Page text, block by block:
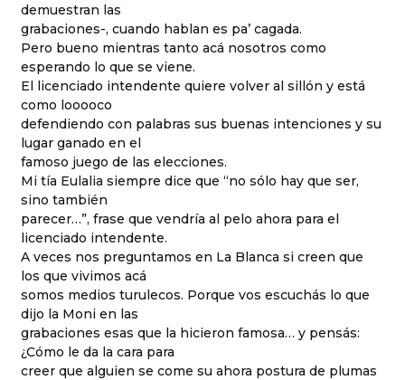
demuestran las
grabaciones-, cuando hablan es pa’ cagada.
Pero bueno mientras tanto acá nosotros como
esperando lo que se viene.
El licenciado intendente quiere volver al sillón y está
como looooco
defendiendo con palabras sus buenas intenciones y su
lugar ganado en el
famoso juego de las elecciones.
Mi tía Eulalia siempre dice que “no sólo hay que ser,
sino también
parecer…”, frase que vendría al pelo ahora para el
licenciado intendente.
A veces nos preguntamos en La Blanca si creen que
los que vivimos acá
somos medios turulecos. Porque vos escuchás lo que
dijo la Moni en las
grabaciones esas que la hicieron famosa… y pensás:
¿Cómo le da la cara para
creer que alguien se come su ahora postura de plumas